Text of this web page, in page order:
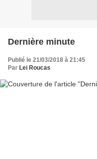
Dernière minute
Publié le 21/03/2018 à 21:45
Par Lei Roucas